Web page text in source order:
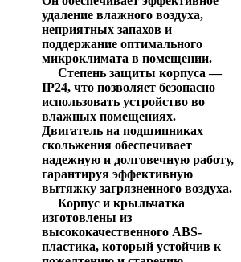
удаление влажного воздуха,
неприятных запахов и
поддержание оптимального
микроклимата в помещении.
Степень защиты корпуса —
IP24, что позволяет безопасно
использовать устройство во
влажных помещениях.
Двигатель на подшипниках
скольжения обеспечивает
надежную и долговечную работу,
гарантируя эффективную
вытяжку загрязненного воздуха.
Корпус и крыльчатка
изготовлены из
высококачественного ABS-
пластика, который устойчив к